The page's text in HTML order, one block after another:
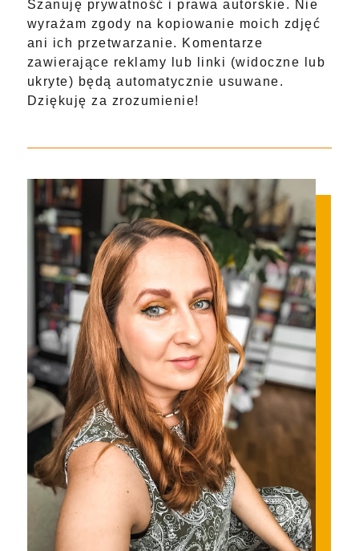
Szanuję prywatność i prawa autorskie. Nie
wyrażam zgody na kopiowanie moich zdjęć
ani ich przetwarzanie. Komentarze
zawierające reklamy lub linki (widoczne lub
ukryte) będą automatycznie usuwane.
Dziękuję za zrozumienie!